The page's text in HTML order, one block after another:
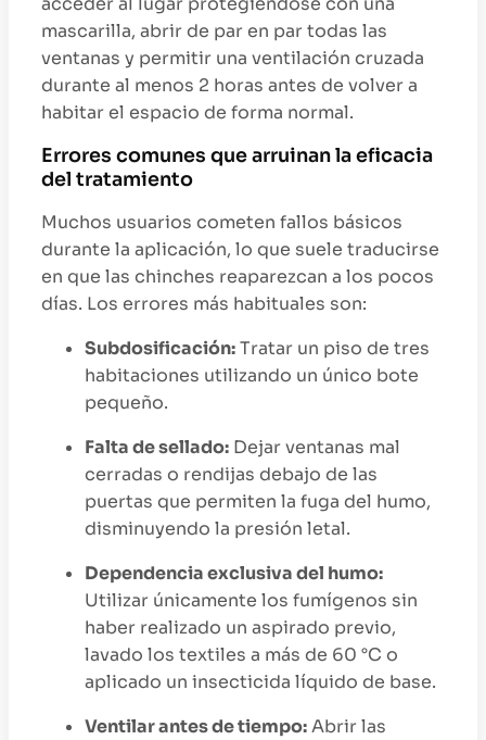
mascarilla, abrir de par en par todas las
ventanas y permitir una ventilación cruzada
durante al menos 2 horas antes de volver a
habitar el espacio de forma normal.
Errores comunes que arruinan la eficacia
del tratamiento
Muchos usuarios cometen fallos básicos
durante la aplicación, lo que suele traducirse
en que las chinches reaparezcan a los pocos
días. Los errores más habituales son:
Subdosificación:Tratar un piso de tres
habitaciones utilizando un único bote
pequeño.
Falta de sellado: Dejar ventanas mal
cerradas o rendijas debajo de las
puertas que permiten la fuga del humo,
disminuyendo la presión letal.
Dependencia exclusiva del humo:
Utilizar únicamente los fumígenos sin
haber realizado un aspirado previo,
lavado los textiles a más de 60 °C o
aplicado un insecticida líquido de base.
Ventilar antes de tiempo:Abrir las